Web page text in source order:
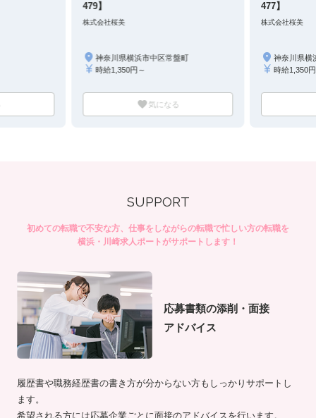
479】
株式会社桜美
神奈川県横浜市中区常盤町
時給1,350円～
気になる
477】
株式会社桜美
神奈川県横
時給1,350
SUPPORT
初めての転職で不安な方、仕事をしながらの転職で忙しい方の転職を
横浜・川崎求人ポートがサポートします！
応募書類の添削・面接
アドバイス
履歴書や職務経歴書の書き方が分からない方もしっかりサポートし
ます。
希望される方には応募企業ごとに面接のアドバイスを行います。